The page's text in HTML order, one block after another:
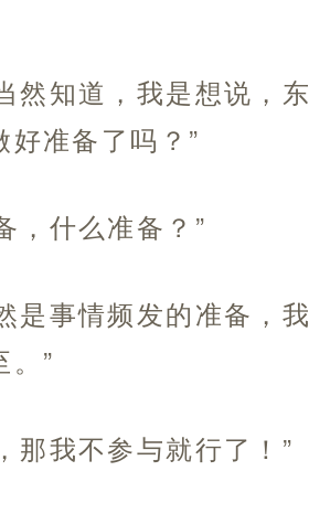
然知道，我是想说，
好准备了吗？”
，什么准备？”
是事情频发的准备，
。”
那我不参与就行了！”